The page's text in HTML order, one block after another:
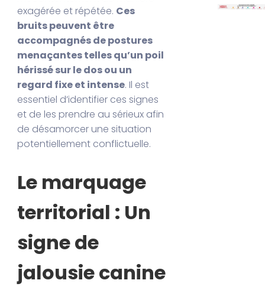
exagérée et répétée. Ces
bruits peuvent être
accompagnés de postures
menaçantes telles qu’un poil
hérissé sur le dos ou un
regard fixe et intense. Il est
essentiel d’identifier ces signes
et de les prendre au sérieux afin
de désamorcer une situation
potentiellement conflictuelle.
Le marquage
territorial : Un
signe de
jalousie canine